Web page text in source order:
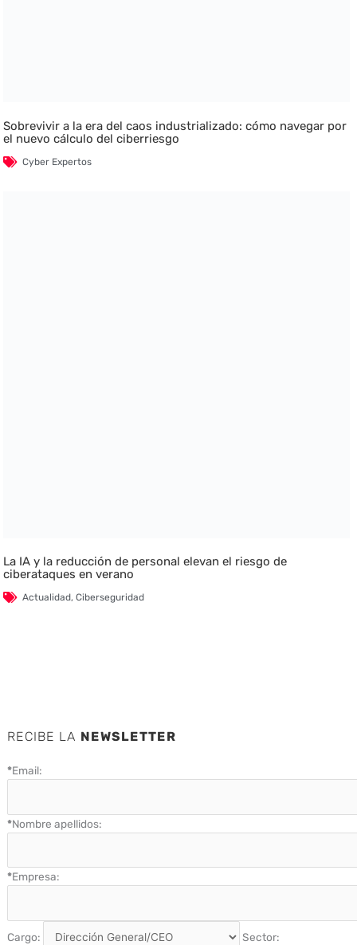
Sobrevivir a la era del caos industrializado: cómo navegar por
el nuevo cálculo del ciberriesgo
Cyber Expertos
La IA y la reducción de personal elevan el riesgo de
ciberataques en verano
Actualidad,Ciberseguridad
RECIBE LA NEWSLETTER
*Email:
*Nombre apellidos:
*Empresa:
Cargo: Sector: